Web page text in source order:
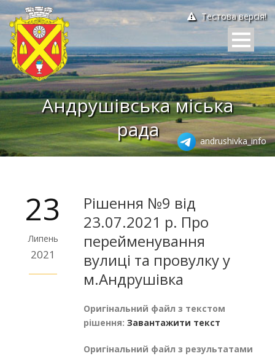
Тестова версія!
Андрушівська міська
рада
andrushivka_info
23
Липень
2021
Рішення №9 від
23.07.2021 р. Про
перейменування
вулиці та провулку у
м.Андрушівка
Оригінальний файл з текстом
рішення: Завантажити текст
Оригінальний файл з результатами